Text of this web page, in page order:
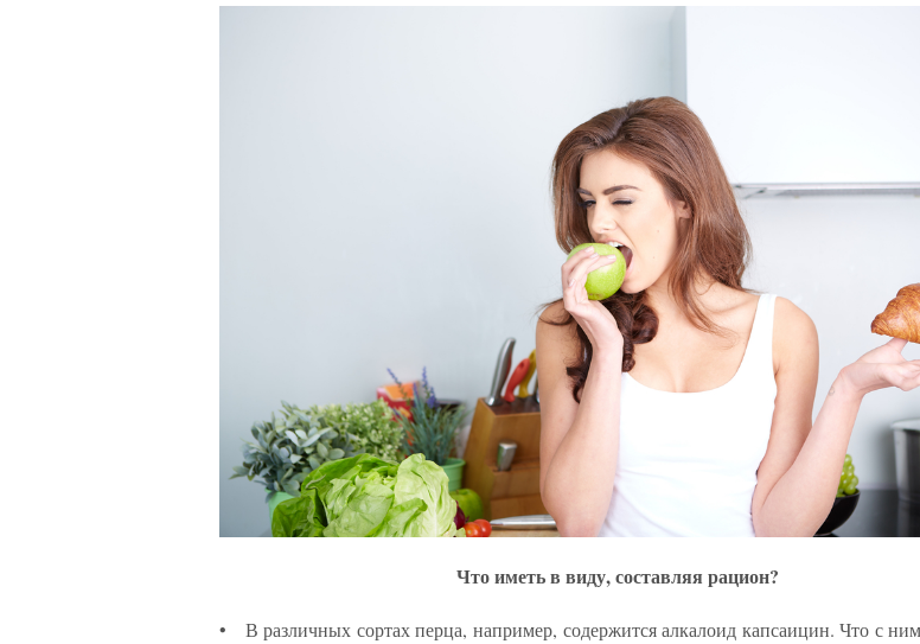
Что иметь в виду, составляя рацион?
• В различных сортах перца, например, содержится алкалоид капсаицин. Что с